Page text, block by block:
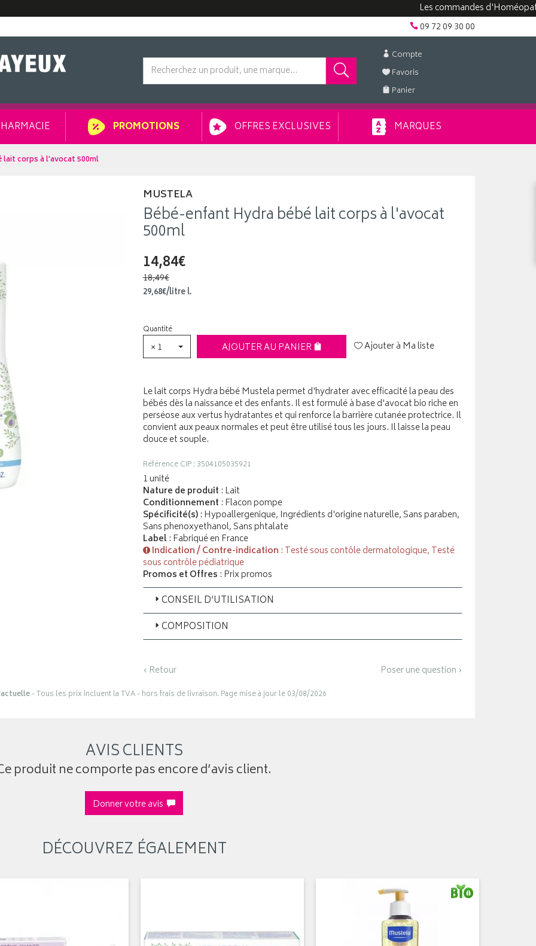
Les commandes d'Homéopathie
09 72 09 30 00
Compte
Favoris
Panier
PROMOTIONS OFFRES EXCLUSIVES MARQUES
lait corps à l'avocat 500ml
MUSTELA
Bébé-enfant Hydra bébé lait corps à l'avocat
500ml
14,84€
18,49€
29,68€/litrel.
Quantité
× 1 AJOUTER AU PANIER Ajouter à Ma liste
Le lait corps Hydra bébé Mustela permet d'hydrater avec efficacité la peau des
bébés dès la naissance et des enfants. Il est formulé à base d'avocat bio riche en
perséose aux vertus hydratantes et qui renforce la barrière cutanée protectrice. Il
convient aux peaux normales et peut être utilisé tous les jours. Il laisse la peau
douce et souple.
Référence CIP : 3504105035921
1 unité
Nature de produit : Lait
Conditionnement : Flacon pompe
Spécificité(s): Hypoallergenique, Ingrédients d'origine naturelle, Sans paraben,
Sans phenoxyethanol, Sans phtalate
Label: Fabriqué en France
Indication / Contre-indication : Testé sous contôle dermatologique, Testé
sous contrôle pédiatrique
Promos et Offres : Prix promos
CONSEIL D’UTILISATION
COMPOSITION
‹ Retour Poser une question ›
- Tous les prix incluent la TVA - hors frais de livraison. Page mise à jour le 03/08/2026
AVIS CLIENTS
produit ne comporte pas encore d’avis client.
Donner votre avis
DÉCOUVREZ ÉGALEMENT